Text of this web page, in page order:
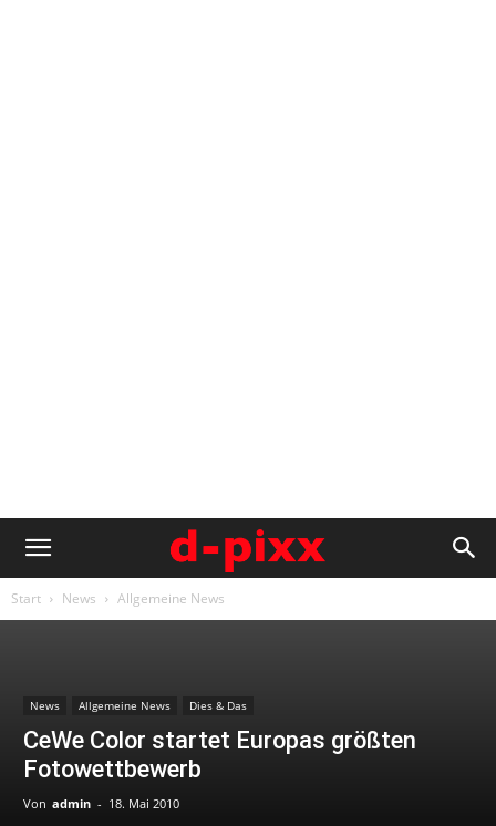
Start News Allgemeine News
News Allgemeine News Dies & Das
CeWe Color startet Europas größten
Fotowettbewerb
Von admin - 18. Mai 2010